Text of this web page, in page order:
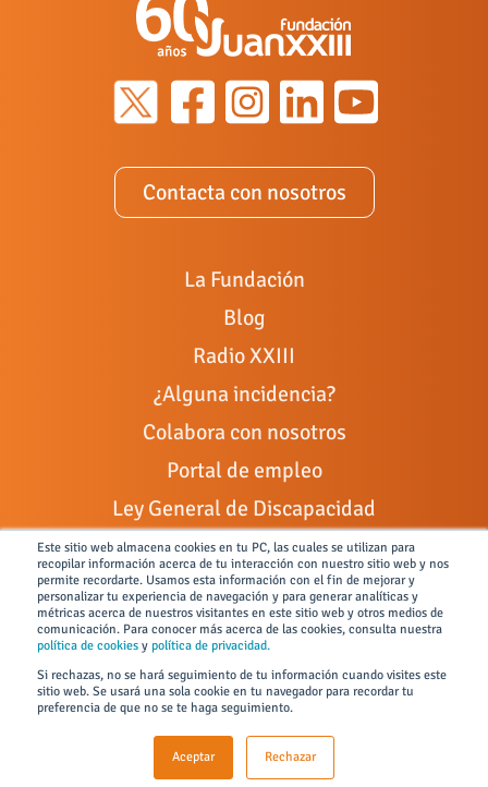
Este sitio web almacena cookies en tu PC, las cuales se utilizan para
recopilar información acerca de tu interacción con nuestro sitio web y nos
permite recordarte. Usamos esta información con el fin de mejorar y
personalizar tu experiencia de navegación y para generar analíticas y
métricas acerca de nuestros visitantes en este sitio web y otros medios de
comunicación. Para conocer más acerca de las cookies, consulta nuestra
política de cookies y política de privacidad.
Si rechazas, no se hará seguimiento de tu información cuando visites este
sitio web. Se usará una sola cookie en tu navegador para recordar tu
preferencia de que no se te haga seguimiento.
Aceptar Rechazar
Contacta con nosotros
La Fundación
Blog
Radio XXIII
¿Alguna incidencia?
Colabora con nosotros
Portal de empleo
Ley General de Discapacidad
Canal de denuncias
Todos los derechos reservados © 2026 FUNDACIÓN JUAN XIII
Condiciones de uso y políticas de privacidad
Políticas SGI
Aviso Legal
Políticas de cookies